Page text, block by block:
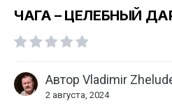
ЧАГА – ЦЕЛЕБНЫЙ
Автор Vladimir
2 августа, 2024